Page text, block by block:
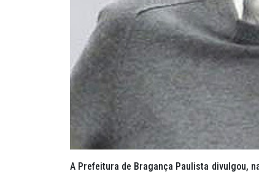
A Prefeitura de Bragança Paulista divulgou,